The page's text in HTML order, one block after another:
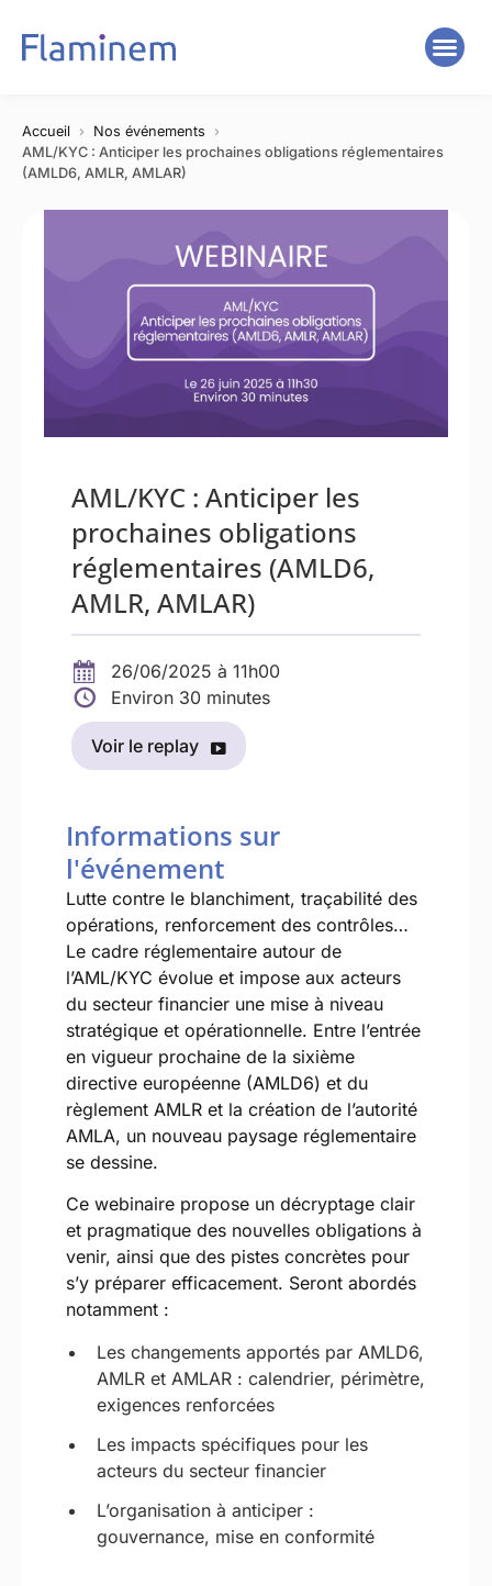
Accueil
Nos événements
AML/KYC : Anticiper les prochaines obligations réglementaires
(AMLD6, AMLR, AMLAR)
AML/KYC : Anticiper les
prochaines obligations
réglementaires (AMLD6,
AMLR, AMLAR)
26/06/2025 à 11h00
Environ 30 minutes
Voir le replay
Informations sur
l'événement
Lutte contre le blanchiment, traçabilité des
opérations, renforcement des contrôles…
Le cadre réglementaire autour de
l’AML/KYC évolue et impose aux acteurs
du secteur financier une mise à niveau
stratégique et opérationnelle. Entre l’entrée
en vigueur prochaine de la sixième
directive européenne (AMLD6) et du
règlement AMLR et la création de l’autorité
AMLA, un nouveau paysage réglementaire
se dessine.
Ce webinaire propose un décryptage clair
et pragmatique des nouvelles obligations à
venir, ainsi que des pistes concrètes pour
s’y préparer efficacement. Seront abordés
notamment :
Les changements apportés par AMLD6,
AMLR et AMLAR : calendrier, périmètre,
exigences renforcées
Les impacts spécifiques pour les
acteurs du secteur financier
L’organisation à anticiper :
gouvernance, mise en conformité